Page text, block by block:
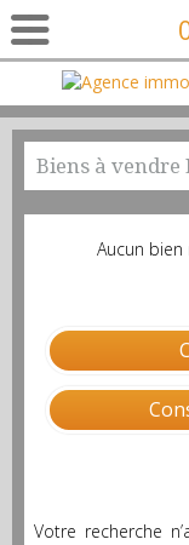
Biens à
Aucun
Votre recherche